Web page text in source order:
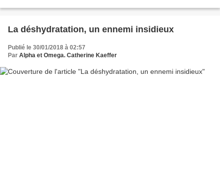
La déshydratation, un ennemi insidieux
Publié le 30/01/2018 à 02:57
Par Alpha et Omega. Catherine Kaeffer